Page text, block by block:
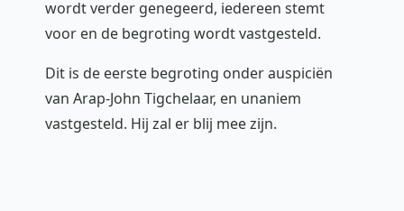
wordt verder genegeerd, iedereen stemt
voor en de begroting wordt vastgesteld.
Dit is de eerste begroting onder auspiciën
van Arap-John Tigchelaar, en unaniem
vastgesteld. Hij zal er blij mee zijn.